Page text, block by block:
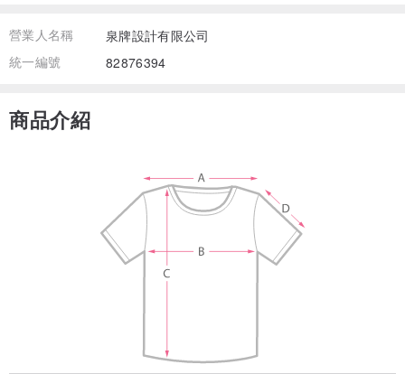
營業人名稱
泉牌設計有限公司
統一編號
82876394
商品介紹